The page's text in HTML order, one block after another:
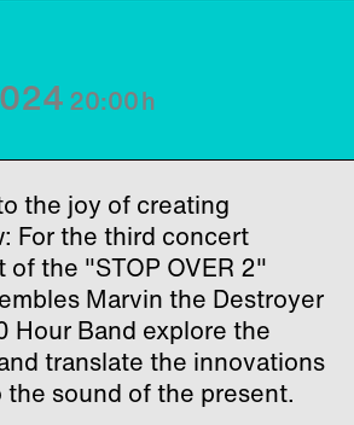
20:00h
the joy of creating
For the third concert
of the "STOP OVER 2"
Marvin the Destroyer
Hour Band explore the
translate the innovations
sound of the present.